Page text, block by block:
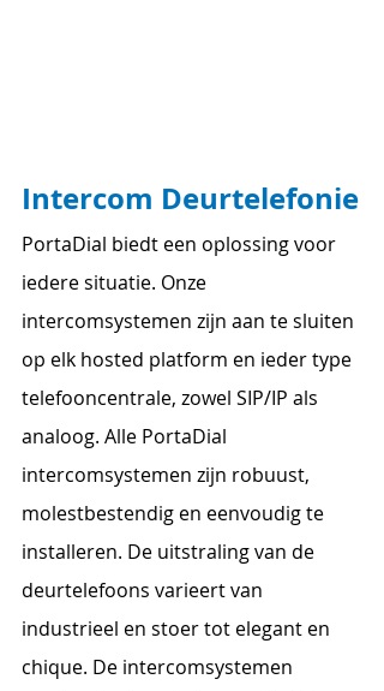
Intercom Deurtelefonie
PortaDial biedt een oplossing voor
iedere situatie. Onze
intercomsystemen zijn aan te sluiten
op elk hosted platform en ieder type
telefooncentrale, zowel SIP/IP als
analoog. Alle PortaDial
intercomsystemen zijn robuust,
molestbestendig en eenvoudig te
installeren. De uitstraling van de
deurtelefoons varieert van
industrieel en stoer tot elegant en
chique. De intercomsystemen